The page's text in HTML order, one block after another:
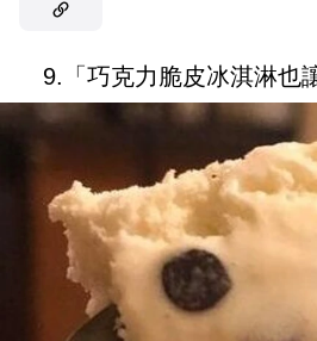
9.「巧克力脆皮冰淇淋也